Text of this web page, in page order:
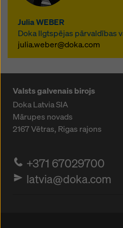
Güteschutzverband
Europa e.V (GSV)
minimālajiem
sadarbības rezultāts
Julia WEBER
Doka Ilgtspējas pārvaldības
julia.weber@doka.com
Valsts galvenais birojs
Doka Latvia SIA
Mārupes novads
2167Vētras, Rigas rajons
+371 67029700
latvia@doka.com